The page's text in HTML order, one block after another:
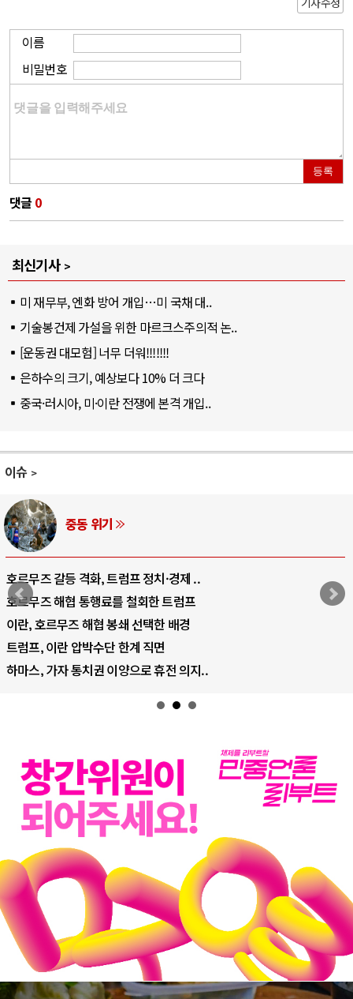
이름
비밀번호
등록
댓글 0
최신기사
미 재무부, 엔화 방어 개입…미 국채 대..
기술봉건제 가설을 위한 마르크스주의적 논..
[운동권 대모험] 너무 더워!!!!!!!
은하수의 크기, 예상보다 10% 더 크다
중국·러시아, 미·이란 전쟁에 본격 개입..
이슈
AI와 인간
중국 AI, 저가 공세로 글로벌 토큰 시..
AI 국부펀드 구상 놓고 미국 진보진영 ..
AI 데이터센터 반대 투쟁은 새로운 글로..
AI의 숨은 환경 비용: 데이터센터 확산..
AI는 어떻게 미국 민주주의를 잠식하고 ..